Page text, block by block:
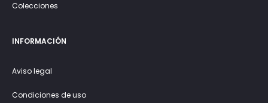
Colecciones
INFORMACIÓN
Aviso legal
Condiciones de uso